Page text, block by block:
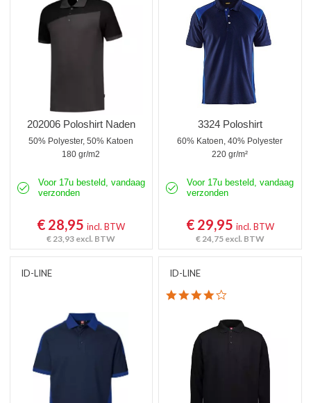
202006 Poloshirt Naden
50% Polyester, 50% Katoen
180 gr/m2
Voor 17u besteld, vandaag
verzonden
€ 28,95incl. BTW
€ 23,93 excl. BTW
3324 Poloshirt
60% Katoen, 40% Polyester
220 gr/m²
Voor 17u besteld, vandaag
verzonden
€ 29,95 incl. BTW
€ 24,75 excl. BTW
ID-LINE ID-LINE
4.0 star rating